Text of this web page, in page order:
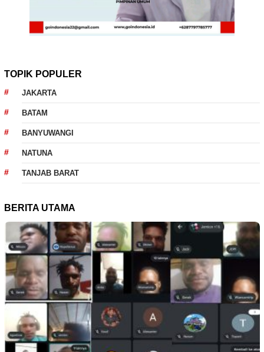
TOPIK POPULER
JAKARTA
BATAM
BANYUWANGI
NATUNA
TANJAB BARAT
BERITA UTAMA